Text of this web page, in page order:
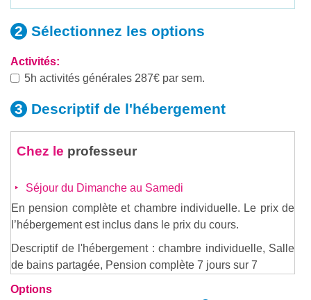
Sélectionnez les options
Activités:
5h activités générales 287€ par sem.
Descriptif de l'hébergement
Chez le professeur
Séjour du Dimanche au Samedi
En pension complète et chambre individuelle. Le prix de
l’hébergement est inclus dans le prix du cours.
Descriptif de l'hébergement : chambre individuelle, Salle
de bains partagée, Pension complète 7 jours sur 7
Options